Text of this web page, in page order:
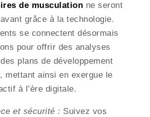
de musculation ne seront
grâce à la technologie.
se connectent désormais
pour offrir des analyses
plans de développement
mettant ainsi en exergue le
à l’ère digitale.
et sécurité : Suivez vos